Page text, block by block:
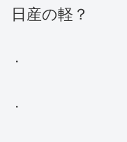
日産の軽？
・
・